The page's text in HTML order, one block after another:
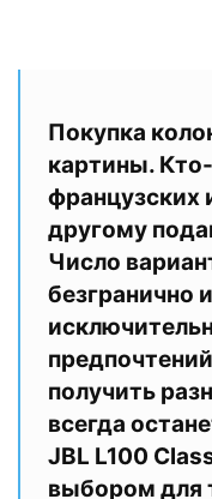
Покупка
картины.
французских
другому
Число
безгранично
получить
всегда
JBL L100
выбором для